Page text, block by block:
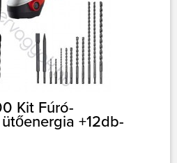
Kit Fúró-
+12db-